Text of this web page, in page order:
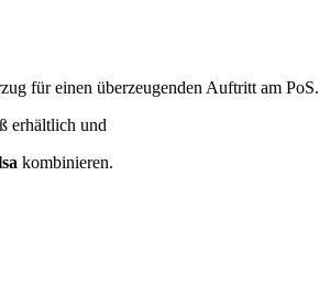
für einen überzeugenden Auftritt am PoS.
erhältlich und
kombinieren.